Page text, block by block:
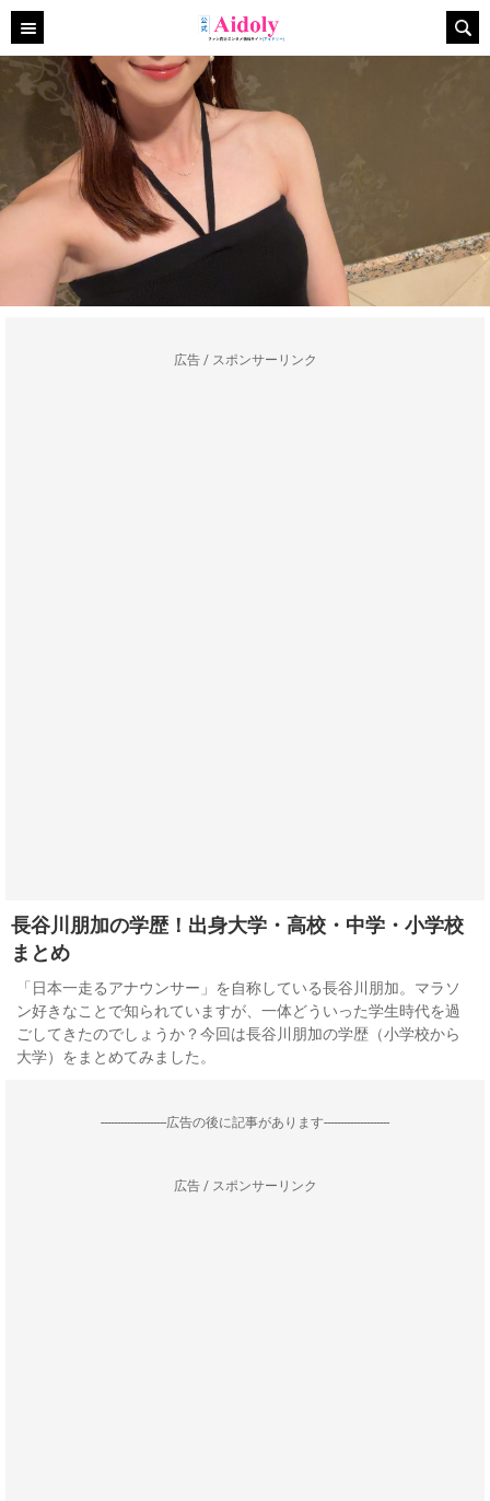
広告 / スポンサーリンク
長谷川朋加の学歴！出身大学・高校・中学・小学校
まとめ
「日本一走るアナウンサー」を自称している長谷川朋加。マラソ
ン好きなことで知られていますが、一体どういった学生時代を過
ごしてきたのでしょうか？今回は長谷川朋加の学歴（小学校から
大学）をまとめてみました。
--------------------広告の後に記事があります--------------------
広告 / スポンサーリンク